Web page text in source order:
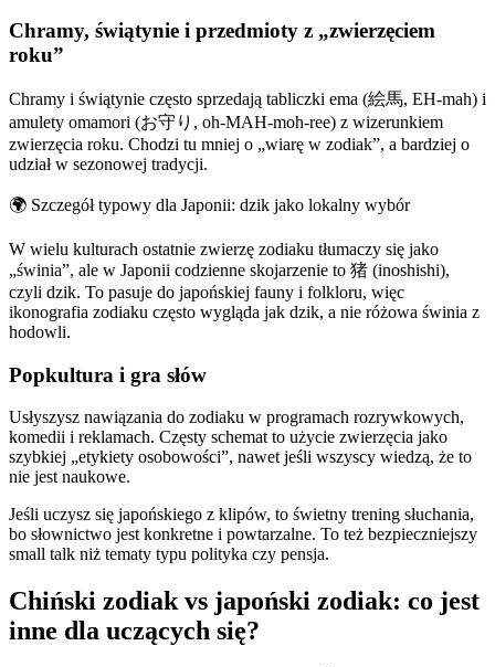
Chramy, świątynie i przedmioty z „zwierzęciem
roku”
Chramy i świątynie często sprzedają tabliczki ema (絵馬, EH-mah) i
amulety omamori (お守り, oh-MAH-moh-ree) z wizerunkiem
zwierzęcia roku. Chodzi tu mniej o „wiarę w zodiak”, a bardziej o
udział w sezonowej tradycji.
🌍 Szczegół typowy dla Japonii: dzik jako lokalny wybór
W wielu kulturach ostatnie zwierzę zodiaku tłumaczy się jako
„świnia”, ale w Japonii codzienne skojarzenie to 猪 (inoshishi),
czyli dzik. To pasuje do japońskiej fauny i folkloru, więc
ikonografia zodiaku często wygląda jak dzik, a nie różowa świnia z
hodowli.
Popkultura i gra słów
Usłyszysz nawiązania do zodiaku w programach rozrywkowych,
komedii i reklamach. Częsty schemat to użycie zwierzęcia jako
szybkiej „etykiety osobowości”, nawet jeśli wszyscy wiedzą, że to
nie jest naukowe.
Jeśli uczysz się japońskiego z klipów, to świetny trening słuchania,
bo słownictwo jest konkretne i powtarzalne. To też bezpieczniejszy
small talk niż tematy typu polityka czy pensja.
Chiński zodiak vs japoński zodiak: co jest
inne dla uczących się?